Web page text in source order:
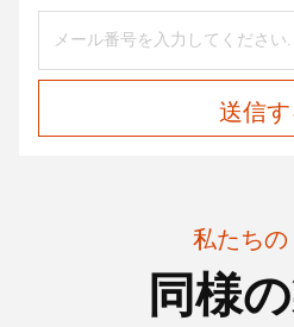
送信
私たち
同様